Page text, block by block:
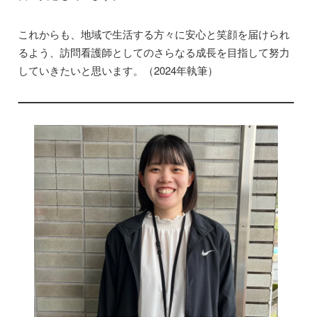
これからも、地域で生活する方々に安心と笑顔を届けられ
るよう、訪問看護師としてのさらなる成長を目指して努力
していきたいと思います。（2024年執筆）